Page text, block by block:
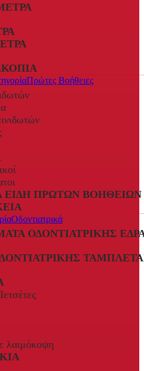
Πρώτες Βοήθειες
ΕΊΔΗ ΠΡΏΤΩΝ ΒΟΗΘΕΙΏΝ
Οδοντιατρικά
ΟΔΟΝΤΙΑΤΡΙΚΉΣ
λαιμόκοψη